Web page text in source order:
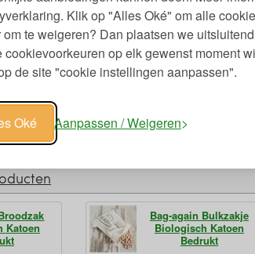
Klik op "Alles Oké" om alle
om te weigeren? Dan plaatsen we
cookievoorkeuren op elk gewenst moment
de site "cookie instellingen aanpassen".
Oké Aanpassen / Weigeren
Katoen
Bag-again Bulkzakje
Biologisch Katoen
Bedrukt